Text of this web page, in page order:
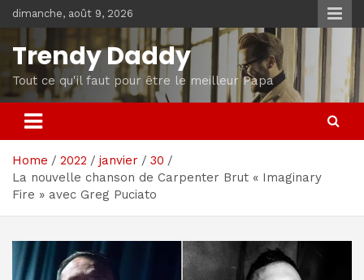
Skip
to
content
dimanche, août 9, 2026
Trendy Daddy
Tout ce qu'il faut pour être le meilleur Papa
Home 2022 janvier
30
La nouvelle chanson de Carpenter Brut « Imaginary
Fire » avec Greg Puciato